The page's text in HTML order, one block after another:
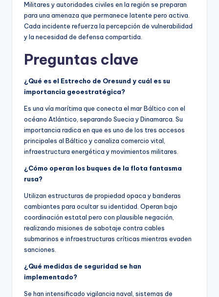
Militares y autoridades civiles en la región se preparan
para una amenaza que permanece latente pero activa.
Cada incidente refuerza la percepción de vulnerabilidad
y la necesidad de defensa compartida.
Preguntas clave
¿Qué es el Estrecho de Oresund y cuál es su
importancia geoestratégica?
Es una vía marítima que conecta el mar Báltico con el
océano Atlántico, separando Suecia y Dinamarca. Su
importancia radica en que es uno de los tres accesos
principales al Báltico y canaliza comercio vital,
infraestructura energética y movimientos militares.
¿Cómo operan los buques de la flota fantasma
rusa?
Utilizan estructuras de propiedad opaca y banderas
cambiantes para ocultar su identidad. Operan bajo
coordinación estatal pero con plausible negación,
realizando misiones de sabotaje contra cables
submarinos e infraestructuras críticas mientras evaden
sanciones.
¿Qué medidas de seguridad se han
implementado?
Se han intensificado vigilancia naval, sistemas de